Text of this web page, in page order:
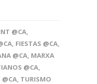
@CA,
, FIESTAS @CA,
@CA, MARXA
@CA,
@CA, TURISMO